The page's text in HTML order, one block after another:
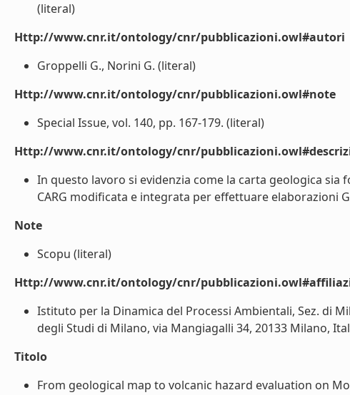
(literal)
Http://www.cnr.it/ontology/cnr/pubblicazioni.owl#autori
Groppelli G., Norini G. (literal)
Http://www.cnr.it/ontology/cnr/pubblicazioni.owl#note
Special Issue, vol. 140, pp. 167-179. (literal)
Http://www.cnr.it/ontology/cnr/
In questo lavoro si evidenzia come la carta geologica sia
CARG modificata e integrata per effettuare elaborazioni
Note
Scopu (literal)
Http://www.cnr.it/ontology/cnr/
Istituto per la Dinamica del Processi Ambientali, Sez. di
degli Studi di Milano, via Mangiagalli 34, 20133 Milano,
Titolo
From geological map to volcanic hazard evaluation on